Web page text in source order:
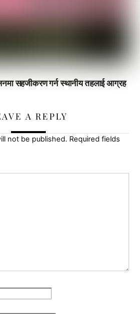
सहजीकरण गर्न स्थानीय तहलाई आग्रह
A REPLY
not be published. Required fields